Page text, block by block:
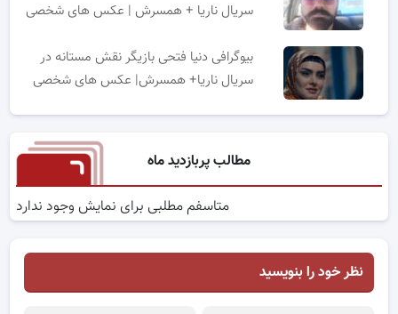
سریال ناریا + همسرش | عکس های شخصی
بیوگرافی دنیا فتحی بازیگر نقش مستانه در
سریال ناریا+ همسرش| عکس های شخصی
مطالب پربازدید ماه
متاسفم مطلبی برای نمایش وجود ندارد
نظر خود را بنویسید